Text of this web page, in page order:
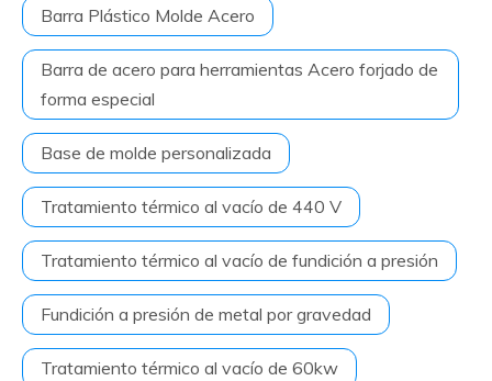
Barra Plástico Molde Acero
Barra de acero para herramientas Acero forjado de
forma especial
Base de molde personalizada
Tratamiento térmico al vacío de 440 V
Tratamiento térmico al vacío de fundición a presión
Fundición a presión de metal por gravedad
Tratamiento térmico al vacío de 60kw